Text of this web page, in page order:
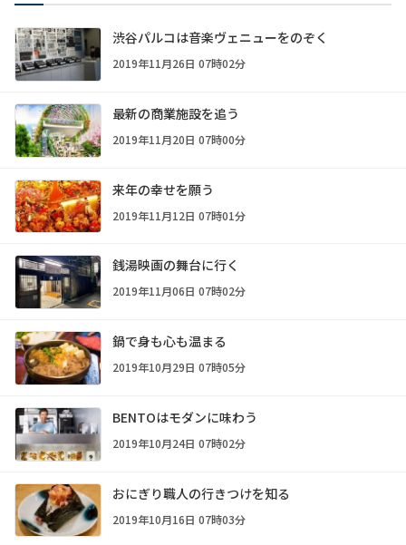
渋谷パルコは音楽ヴェニューをのぞく
2019年11月26日 07時02分
最新の商業施設を追う
2019年11月20日 07時00分
来年の幸せを願う
2019年11月12日 07時01分
銭湯映画の舞台に行く
2019年11月06日 07時02分
鍋で身も心も温まる
2019年10月29日 07時05分
BENTOはモダンに味わう
2019年10月24日 07時02分
おにぎり職人の行きつけを知る
2019年10月16日 07時03分